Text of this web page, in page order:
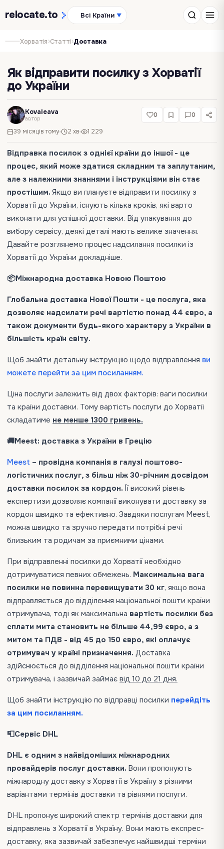
relocate.to Всі Країни ▼
Хорватія›Статті›Доставка
Як відправити посилку з Хорватії
до України
Kovaleava
автор
39 місяців тому 2 хв 1 229
0 0
Відправка посилок з однієї країни до іншої - це
процес, який може здатися складним та заплутаним,
але з належними знаннями і інструкціями він стає
простішим. Якщо ви плануєте відправити посилку з
Хорватії до України, існують кілька кроків, які варто
виконати для успішної доставки. Від упакування до
вибору сервісу, деякі деталі мають велике значення.
Давайте розглянемо процес надсилання посилки із
Хорватії до України докладніше.
📦Міжнародна доставка Новою Поштою
Глобальна доставка Нової Пошти - це послуга, яка
дозволяє надсилати речі вартістю понад 44 євро, а
також документи будь-якого характеру з України в
більшість країн світу.
Щоб знайти детальну інструкцію щодо відправлення ви
можете перейти за цим посиланням.
Ціна послуги залежить від двох факторів: ваги посилки
та країни доставки. Тому вартість послуги до Хорватії
складатиме не менше 1300 гривень.
🚚Meest: доставка з України в Грецію
Meest – провідна компанія в галузі поштово-
логістичних послуг, з більш ніж 30-річним досвідом
доставки посилок за кордон. Її високий рівень
експертизи дозволяє компанії виконувати доставку за
кордон швидко та ефективно. Завдяки послугам Meest,
можна швидко та зручно передати потрібні речі
близьким та родичам за приємними цінами.
При відправленні посилки до Хорватії необхідно
дотримуватися певних обмежень. Максимальна вага
посилки не повинна перевищувати 30 кг, якщо вона
відправляється до відділення національної пошти країни
отримувача, тоді як максимальна вартість посилки без
сплати мита становить не більше 44,99 євро, а з
митом та ПДВ - від 45 до 150 євро, які оплачує
отримувач у країні призначення. Доставка
здійснюється до відділення національної пошти країни
отримувача, і зазвичай займає від 10 до 21 дня.
Щоб знайти інструкцію по відправці посилки перейдіть
за цим посиланням.
📮Сервіс DHL
DHL є одним з найвідоміших міжнародних
провайдерів послуг доставки. Вони пропонують
міжнародну доставку з Хорватії в Україну з різними
варіантами термінів доставки та рівнями послуги.
DHL пропонує широкий спектр термінів доставки для
відправлень з Хорватії в Україну. Вони мають експрес-
доставку, яка зазвичай забезпечує найшвидші терміни